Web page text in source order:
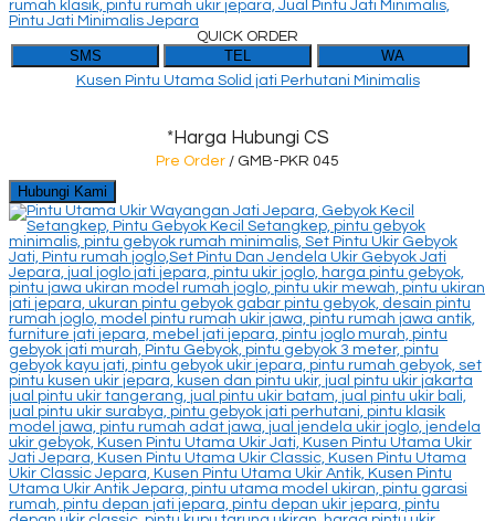
QUICK ORDER
SMS TEL WA
Kusen Pintu Utama Solid jati Perhutani Minimalis
*Harga Hubungi CS
Pre Order / GMB-PKR 045
Hubungi Kami